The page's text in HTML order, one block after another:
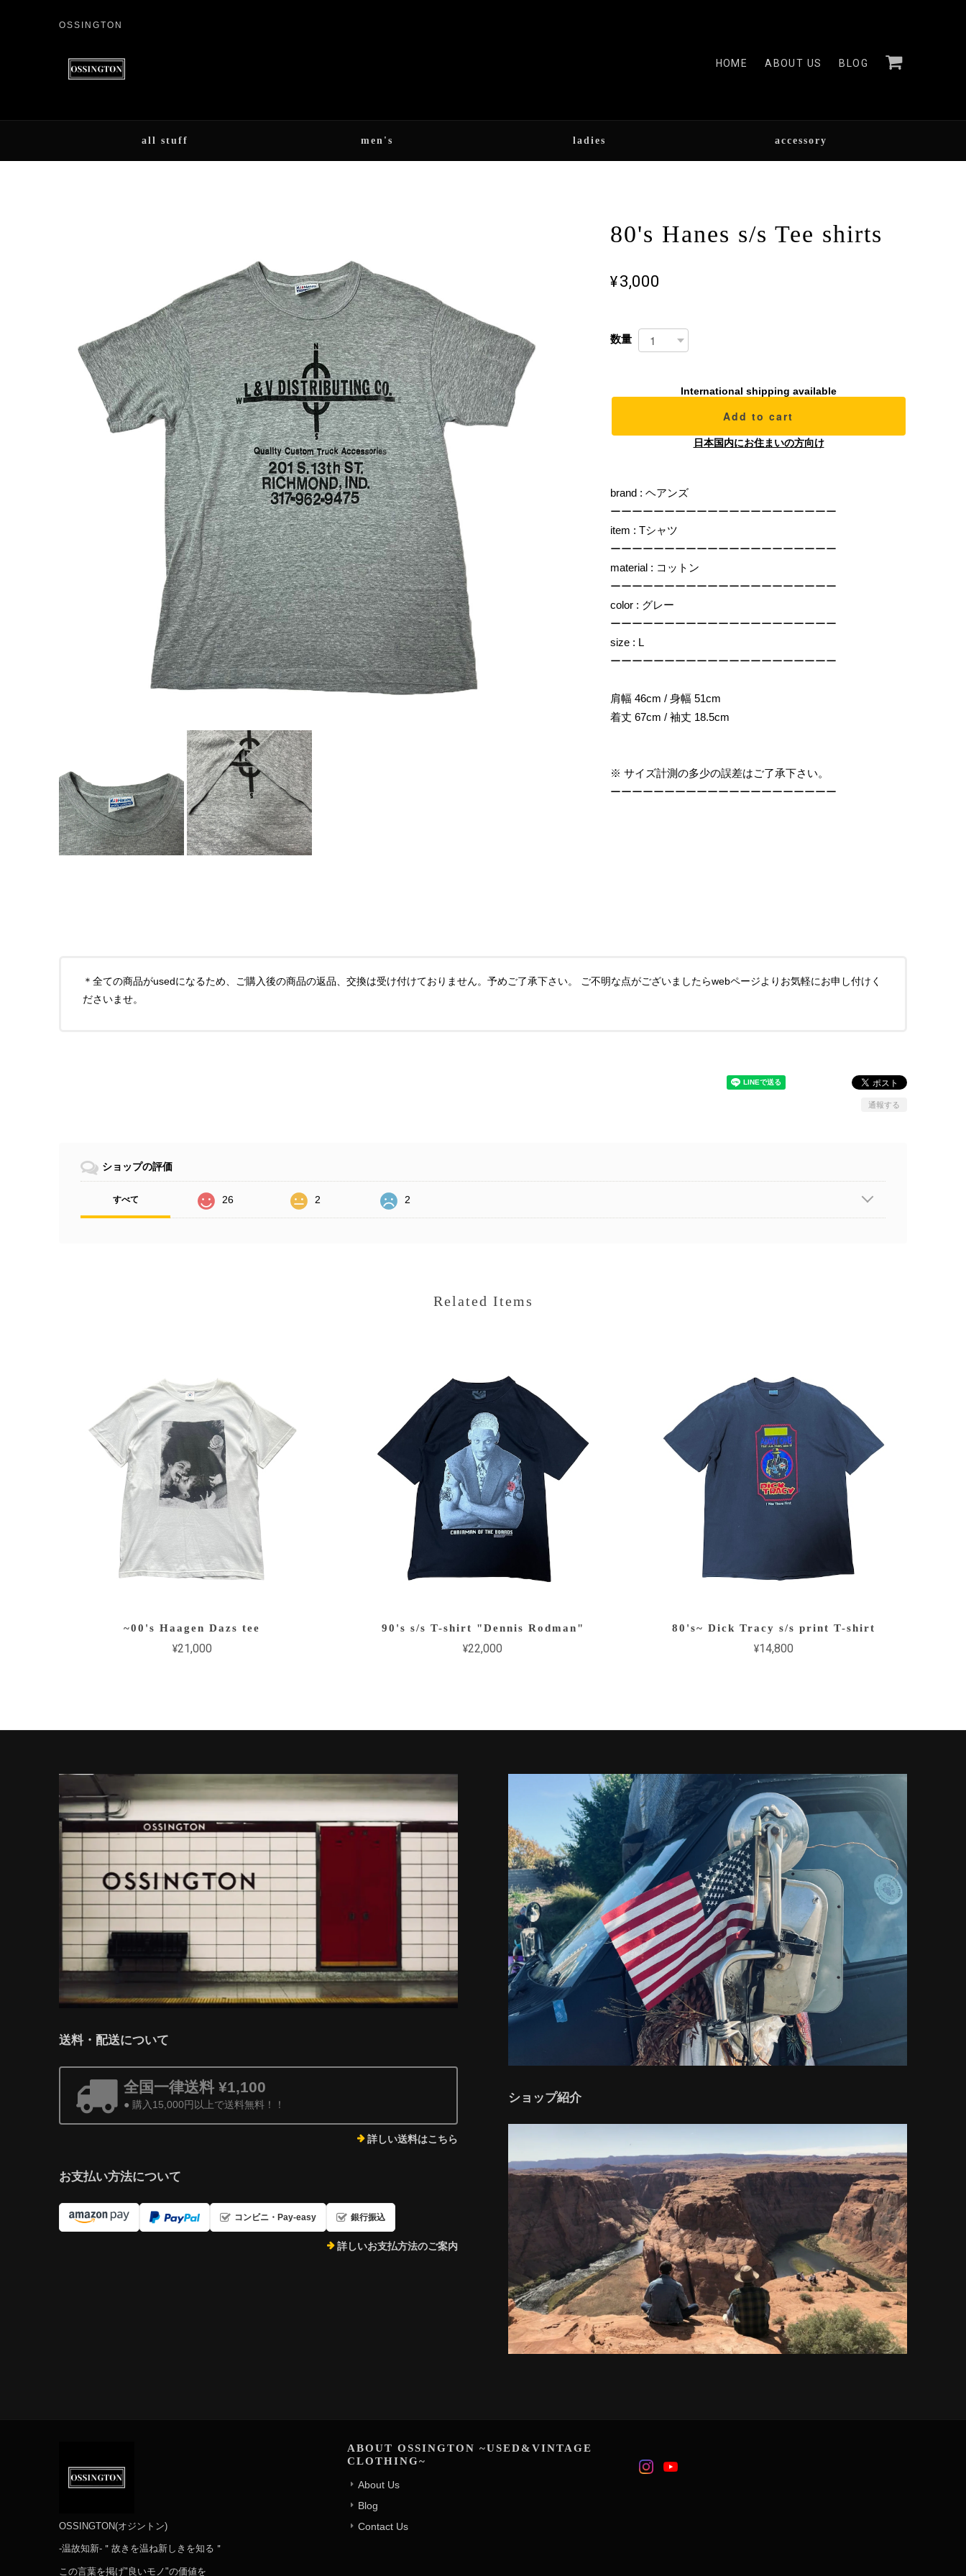
OSSINGTON
HOME ABOUT US BLOG
all stuff men's ladies accessory
80's Hanes s/s Tee shirts
¥3,000
数量
International shipping available
Add to cart
日本国内にお住まいの方向け
brand : ヘアンズ
ーーーーーーーーーーーーーーーーーーーーー
item : Tシャツ
ーーーーーーーーーーーーーーーーーーーーー
material : コットン
ーーーーーーーーーーーーーーーーーーーーー
color : グレー
ーーーーーーーーーーーーーーーーーーーーー
size : L
ーーーーーーーーーーーーーーーーーーーーー
肩幅 46cm / 身幅 51cm
着丈 67cm / 袖丈 18.5cm
※ サイズ計測の多少の誤差はご了承下さい。
ーーーーーーーーーーーーーーーーーーーーー
＊全ての商品がusedになるため、ご購入後の商品の返品、交換は受け付けておりません。予めご了承下さい。 ご不明な点がございましたらwebページよりお気軽にお申し付けく
ださいませ。
通報する
ショップの評価
すべて 26 2 2
Related Items
~00's Haagen Dazs tee
¥21,000
90's s/s T-shirt "Dennis Rodman"
¥22,000
80's~ Dick Tracy s/s print T-shirt
¥14,800
送料・配送について
全国一律送料 ¥1,100
● 購入15,000円以上で送料無料！！
詳しい送料はこちら
お支払い方法について
コンビニ・Pay-easy 銀行振込
詳しいお支払方法のご案内
ショップ紹介
OSSINGTON(オジントン)
-温故知新-＂故きを温ね新しきを知る＂
この言葉を掲げ"良いモノ"の価値を
ABOUT OSSINGTON ~USED&VINTAGE
CLOTHING~
About Us
Blog
Contact Us